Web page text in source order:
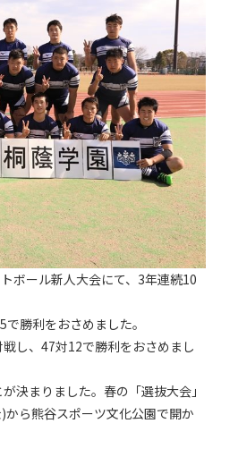
ボール新人大会にて、3年連続10
勝利をおさめました。
し、47対12で勝利をおさめまし
決まりました。春の「選抜大会」
ら熊谷スポーツ文化公園で開か